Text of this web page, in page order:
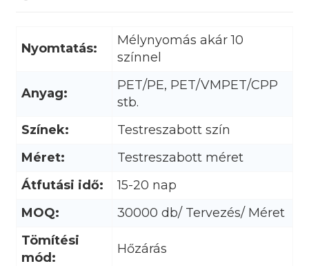
Nyomtatás:
Mélynyomás akár 10
színnel
Anyag:
PET/PE, PET/VMPET/CPP
stb.
Színek:
Testreszabott szín
Méret:
Testreszabott méret
Átfutási idő:
15-20 nap
MOQ:
30000 db/ Tervezés/ Méret
Tömítési
mód:
Hőzárás